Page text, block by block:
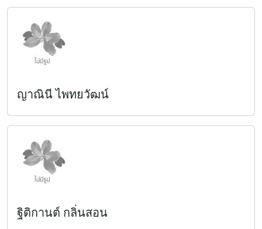
ญาณินี ไพทยวัฒน์
ฐิติกานต์ กลิ่นสอน